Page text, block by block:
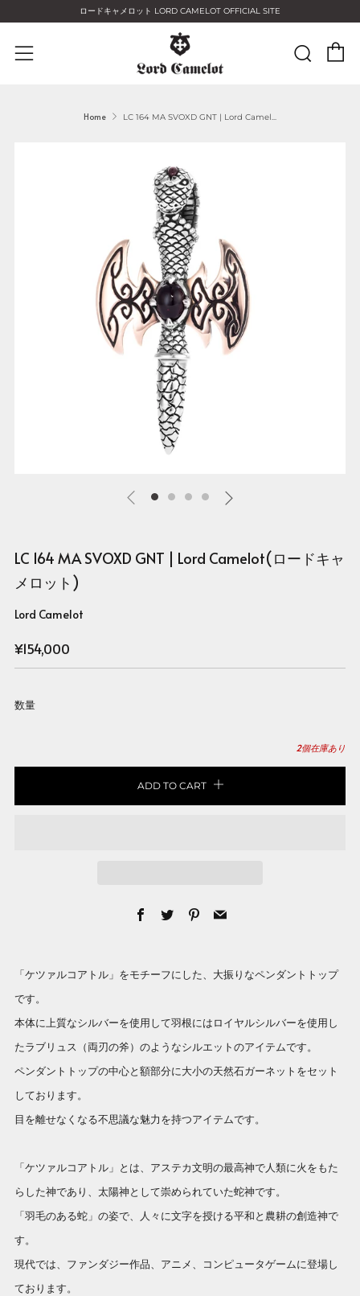
ロードキャメロット LORD CAMELOT OFFICIAL SITE
Menu
Home LC 164 MA SVOXD GNT | Lord Camel...
LC 164 MA SVOXD GNT | Lord Camelot(ロードキャ
メロット)
Lord Camelot
Regular
price
¥154,000
数量
2個在庫あり
ADD TO CART
Facebook
TwitterPinterest
Email
「ケツァルコアトル」をモチーフにした、大振りなペンダントトップ
です。
本体に上質なシルバーを使用して羽根にはロイヤルシルバーを使用し
たラブリュス（両刃の斧）のようなシルエットのアイテムです。
ペンダントトップの中心と額部分に大小の天然石ガーネットをセット
しております。
目を離せなくなる不思議な魅力を持つアイテムです。
「ケツァルコアトル」とは、アステカ文明の最高神で人類に火をもた
らした神であり、太陽神として崇められていた蛇神です。
「羽毛のある蛇」の姿で、人々に文字を授ける平和と農耕の創造神で
す。
現代では、ファンダジー作品、アニメ、コンピュータゲームに登場し
ております。